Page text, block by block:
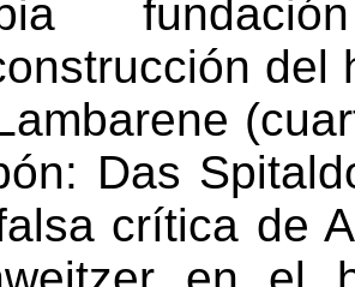
del
Das
crítica de